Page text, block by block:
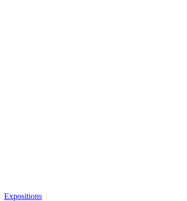
Expositions